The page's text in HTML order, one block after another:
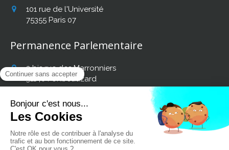
101 rue de l'Université
75355 Paris 07
Permanence Parlementaire
2 bis rue des Marronniers
31140 Fonbeauzard
Retrouvez mon actualité
sur les réseaux sociaux :